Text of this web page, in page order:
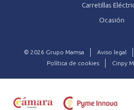
Carretillas
Ocasión
© 2026 Grupo Mamsa Aviso legal
Política de cookies
Cinpy